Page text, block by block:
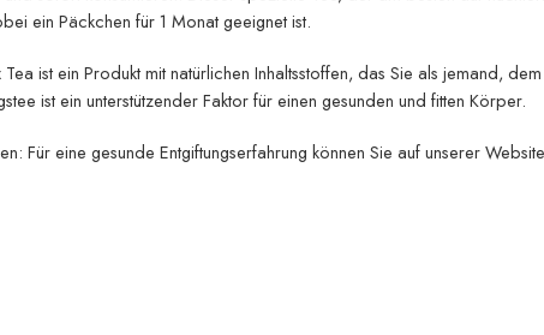
ein Päckchen für 1 Monat geeignet ist.
ist ein Produkt mit natürlichen Inhaltsstoffen, das Sie als jemand,
ist ein unterstützender Faktor für einen gesunden und fitten Körper.
Für eine gesunde Entgiftungserfahrung können Sie auf unserer